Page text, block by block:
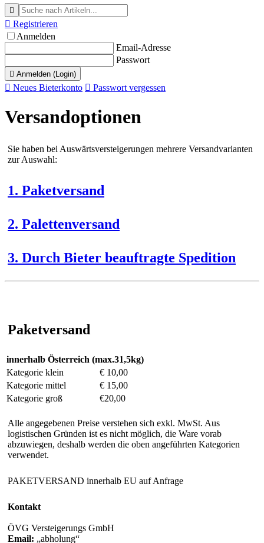

 Registrieren
Anmelden
Email-Adresse
Passwort
 Anmelden (Login)
 Neues Bieterkonto  Passwort vergessen
Versandoptionen
Sie haben bei Auswärtsversteigerungen mehrere Versandvarianten
zur Auswahl:
1. Paketversand
2. Palettenversand
3. Durch Bieter beauftragte Spedition
Paketversand
innerhalb Österreich (max.31,5kg)
Kategorie klein
€ 10,00
Kategorie mittel
€ 15,00
Kategorie groß
€20,00
Alle angegebenen Preise verstehen sich exkl. MwSt. Aus
logistischen Gründen ist es nicht möglich, die Ware vorab
abzuwiegen, deshalb werden die oben angeführten Kategorien
verwendet.
PAKETVERSAND innerhalb EU auf Anfrage
Kontakt
ÖVG Versteigerungs GmbH
Email:
abholung